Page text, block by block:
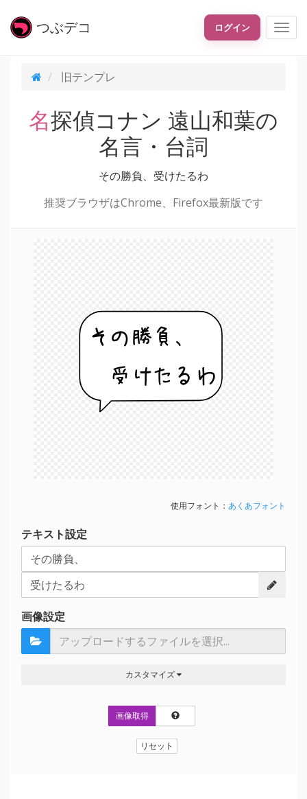
つぶデコ ログイン
旧テンプレ
名探偵コナン 遠山和葉の
名言・台詞
その勝負、受けたるわ
推奨ブラウザはChrome、Firefox最新版です
受けたるわ
その勝負、
使用フォント： あくあフォント
テキスト設定
画像設定
カスタマイズ
画像取得
リセット